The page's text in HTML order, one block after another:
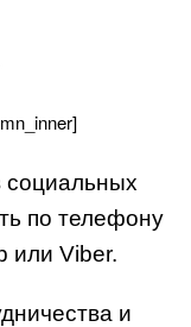
по телефону
или Viber.
и